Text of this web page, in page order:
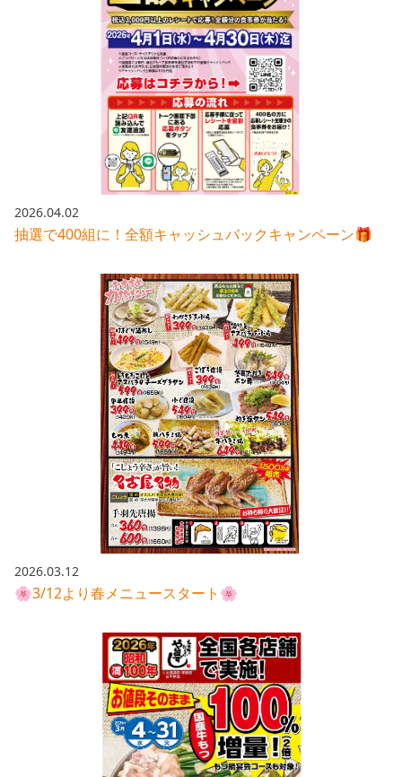
2026.04.02
抽選で400組に！全額キャッシュバックキャンペーン🎁
2026.03.12
🌸3/12より春メニュースタート🌸